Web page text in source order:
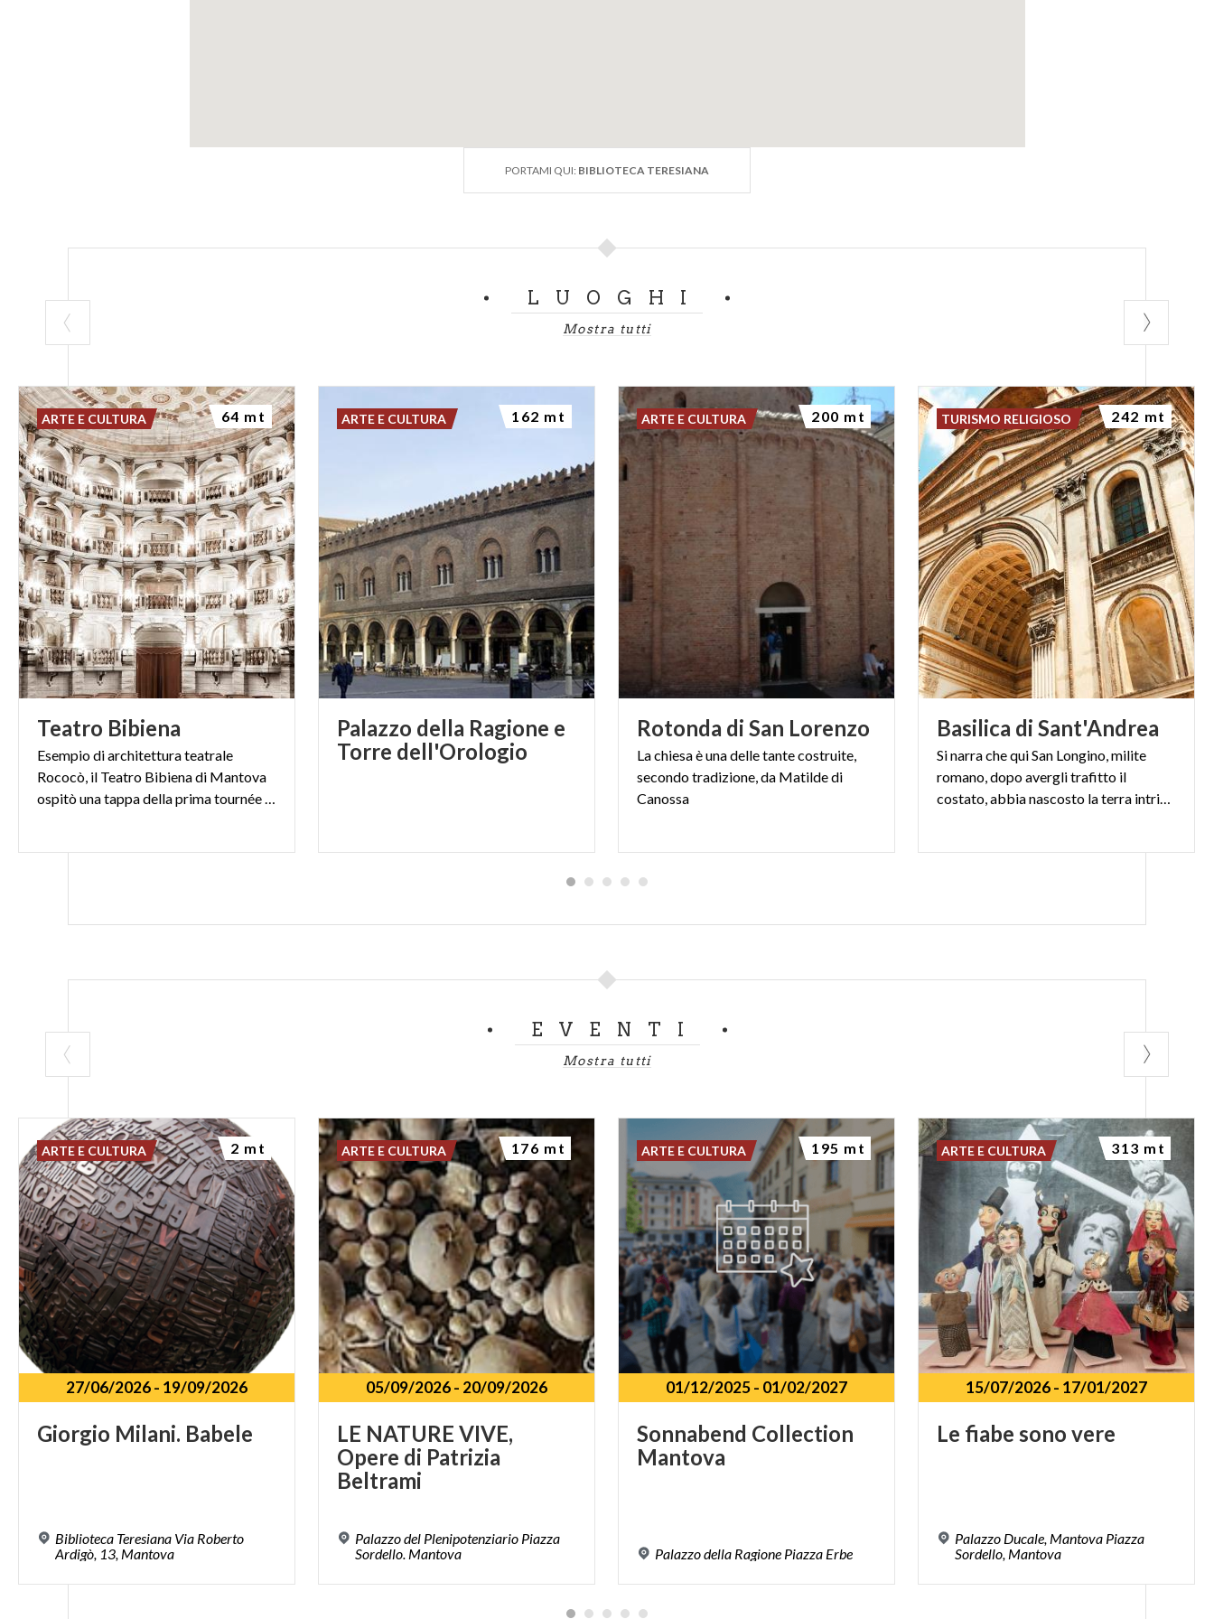
PORTAMI QUI: BIBLIOTECA TERESIANA
LUOGHI
Mostra tutti
Teatro Bibiena
Esempio di architettura teatrale
Rococò, il Teatro Bibiena di Mantova
ospitò una tappa della prima tournée italiana di Mozart
ARTE E CULTURA 64 mt
Palazzo della Ragione e
Torre dell'Orologio
ARTE E CULTURA 162 mt
Rotonda di San Lorenzo
La chiesa è una delle tante costruite,
secondo tradizione, da Matilde di
Canossa
ARTE E CULTURA 200 mt
Basilica di Sant'Andrea
Si narra che qui San Longino, milite
romano, dopo avergli trafitto il
costato, abbia nascosto la terra intrisa del sangue di Cristo
TURISMO RELIGIOSO 242 mt
EVENTI
Mostra tutti
27/06/2026- 19/09/2026
Giorgio Milani. Babele
Biblioteca Teresiana Via Roberto
Ardigò, 13, Mantova
ARTE E CULTURA 2 mt
05/09/2026- 20/09/2026
LE NATURE VIVE,
Opere di Patrizia
Beltrami
Palazzo del Plenipotenziario Piazza
Sordello. Mantova
ARTE E CULTURA 176 mt
01/12/2025- 01/02/2027
Sonnabend Collection
Mantova
Palazzodella Ragione Piazza Erbe
ARTE E CULTURA 195 mt
15/07/2026- 17/01/2027
Le fiabe sono vere
Palazzo Ducale, Mantova Piazza
Sordello, Mantova
ARTE E CULTURA 313 mt